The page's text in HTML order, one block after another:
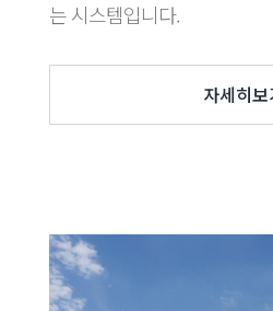
는 시스템입니다.​
자세히보